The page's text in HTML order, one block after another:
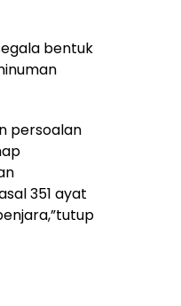
bentuk
persoalan
351 ayat